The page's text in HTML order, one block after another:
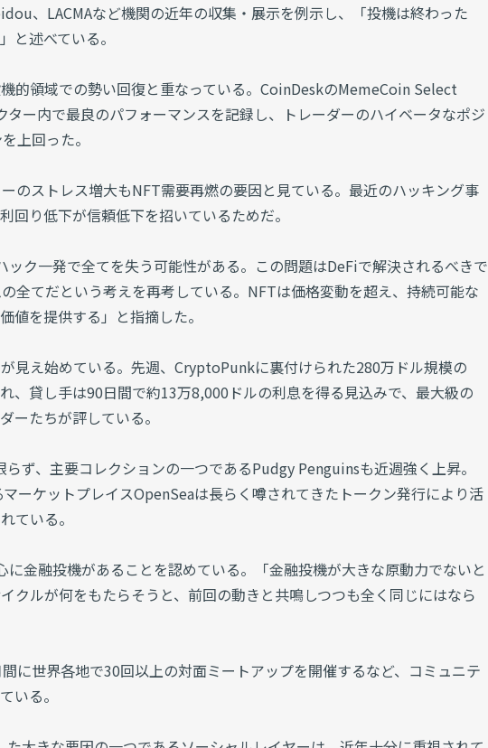
、LACMAなど機関の近年の収集・展示を例示し、「投機は終わった
と述べている。
的領域での勢い回復と重なっている。CoinDeskのMemeCoin Select
ー内で最良のパフォーマンスを記録し、トレーダーのハイベータなポジ
上回った。
のストレス増大もNFT需要再燃の要因と見ている。最近のハッキング事
回り低下が信頼低下を招いているためだ。
ック一発で全てを失う可能性がある。この問題はDeFiで解決されるべきで
全てだという考えを再考している。NFTは価格変動を超え、持続可能な
値を提供する」と指摘した。
見え始めている。先週、CryptoPunkに裏付けられた280万ドル規模の
、貸し手は90日間で約13万8,000ドルの利息を得る見込みで、最大級の
ーたちが評している。
ず、主要コレクションの一つであるPudgy Penguinsも近週強く上昇。
ーケットプレイスOpenSeaは長らく噂されてきたトークン発行により活
ている。
に金融投機があることを認めている。「金融投機が大きな原動力でないと
クルが何をもたらそうと、前回の動きと共鳴しつつも全く同じにはなら
に世界各地で30回以上の対面ミートアップを開催するなど、コミュニテ
いる。